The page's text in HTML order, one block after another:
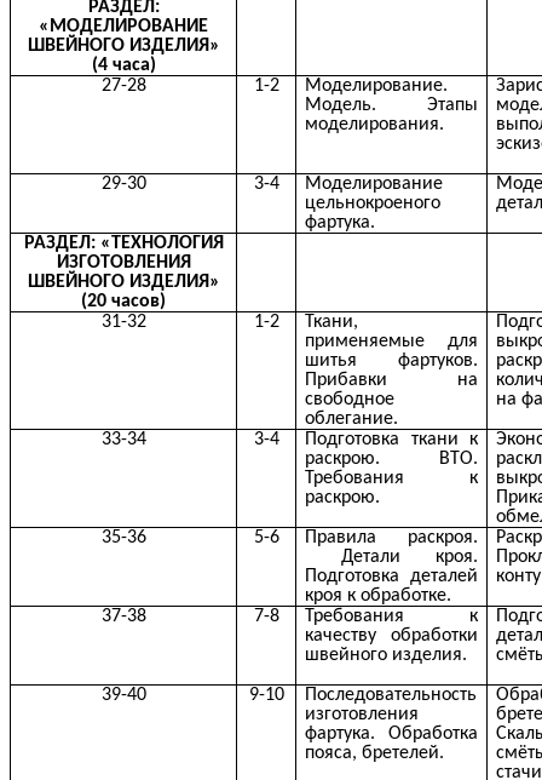
РАЗДЕЛ:
«МОДЕЛИРОВАНИЕ
ШВЕЙНОГО ИЗДЕЛИЯ»
(4 часа)
27-28
1-2
Моделирование.
Модель. Этапы
моделирования.
29-30 3-4
Моделирование
цельнокроеного
фартука.
РАЗДЕЛ: «ТЕХНОЛОГИЯ
ИЗГОТОВЛЕНИЯ
ШВЕЙНОГО ИЗДЕЛИЯ»
(20 часов)
31-32
1-2
Ткани,
применяемые для
шитья фартуков.
Прибавки на
свободное
облегание.
на
33-34 3-4
Подготовка ткани к
раскрою. ВТО.
Требования к
раскрою.
35-36
5-6
Правила раскроя.
Детали кроя.
Подготовка деталей
кроя к обработке.
37-38 7-8
Требования к
качеству обработки
швейного изделия.
39-40 9-10
Последовательность
изготовления
фартука. Обработка
пояса, бретелей.